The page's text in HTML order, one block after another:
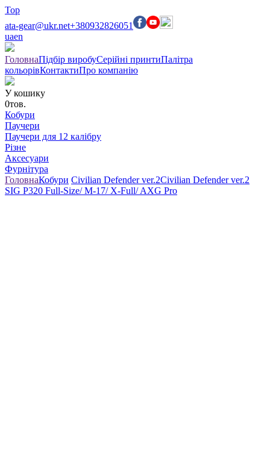
Top
ata-gear@ukr.net+380932826051
uaen
ГоловнаПідбір виробуСерійні принтиПалітра
кольорівКонтактиПро компанію
У кошику
0тов.
Кобури
Паучери
Паучери для 12 калібру
Різне
Аксесуари
Фурнітура
ГоловнаКобури Civilian Defender ver.2Civilian Defender ver.2
SIG P320 Full-Size/ M-17/ X-Full/ AXG Pro